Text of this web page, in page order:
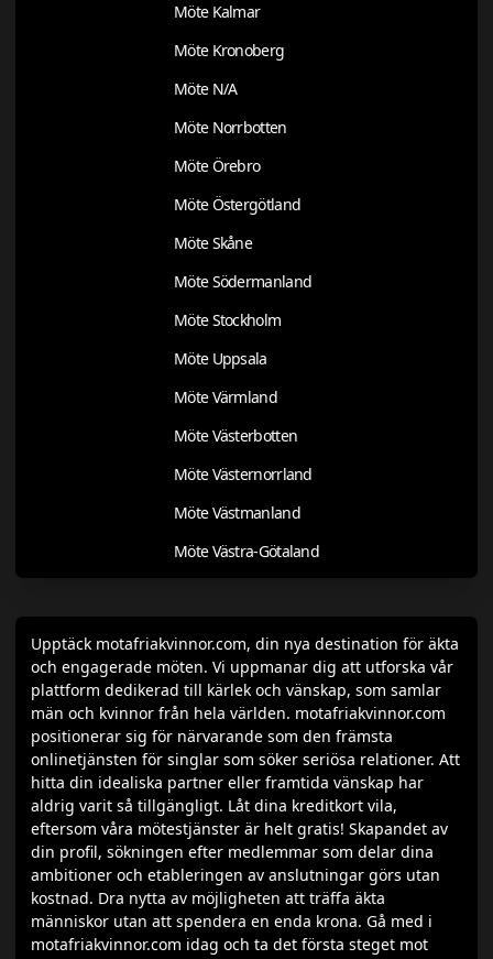
Möte Kalmar
Möte Kronoberg
Möte N/A
Möte Norrbotten
Möte Örebro
Möte Östergötland
Möte Skåne
Möte Södermanland
Möte Stockholm
Möte Uppsala
Möte Värmland
Möte Västerbotten
Möte Västernorrland
Möte Västmanland
Möte Västra-Götaland
Upptäck motafriakvinnor.com, din nya destination för äkta
och engagerade möten. Vi uppmanar dig att utforska vår
plattform dedikerad till kärlek och vänskap, som samlar
män och kvinnor från hela världen. motafriakvinnor.com
positionerar sig för närvarande som den främsta
onlinetjänsten för singlar som söker seriösa relationer. Att
hitta din idealiska partner eller framtida vänskap har
aldrig varit så tillgängligt. Låt dina kreditkort vila,
eftersom våra mötestjänster är helt gratis! Skapandet av
din profil, sökningen efter medlemmar som delar dina
ambitioner och etableringen av anslutningar görs utan
kostnad. Dra nytta av möjligheten att träffa äkta
människor utan att spendera en enda krona. Gå med i
motafriakvinnor.com idag och ta det första steget mot